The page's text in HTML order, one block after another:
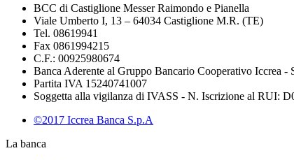
BCC di Castiglione Messer Raimondo e Pianella
Viale Umberto I, 13 – 64034 Castiglione M.R. (TE)
Tel. 08619941
Fax 0861994215
C.F.: 00925980674
Banca Aderente al Gruppo Bancario Cooperativo Iccrea
Partita IVA 15240741007
Soggetta alla vigilanza di IVASS - N. Iscrizione al RUI:
©2017 Iccrea Banca S.p.A
La banca